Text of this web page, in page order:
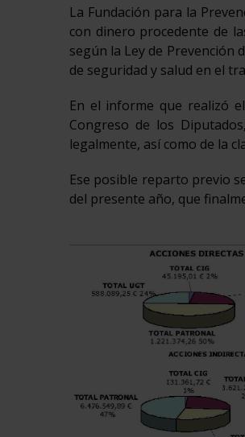
La Fundación para la
con dinero procedente de
según la Ley de Prevención
de seguridad y salud en el
En el informe que realizó
Congreso de los
legalmente, así como de la
Ese posible reparto previo
del presente año, que